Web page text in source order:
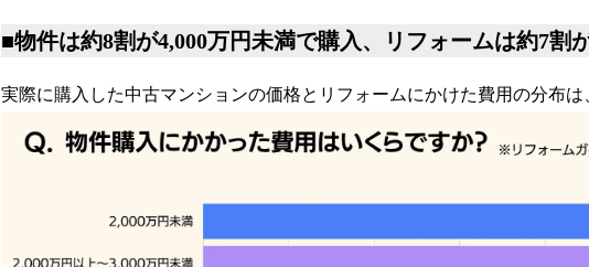
■物件は約8割が4,000万円未満で購入、リフォームは約7割
実際に購入した中古マンションの価格とリフォームにかけた費用の分布は